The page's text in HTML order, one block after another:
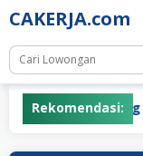
Skip
to
content
CAKERJA.com
Rekomendasi:
PT Gunung